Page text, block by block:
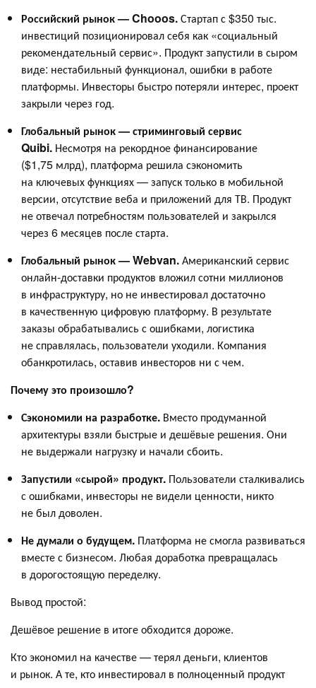
Российский рынок — Chooos.Стартап с $350 тыс.
инвестиций позиционировал себя как «социальный
рекомендательный сервис». Продукт запустили в сыром
виде: нестабильный функционал, ошибки в работе
платформы. Инвесторы быстро потеряли интерес, проект
закрыли через год.
Глобальный рынок — стриминговый сервис
Quibi. Несмотря на рекордное финансирование
($1,75 млрд), платформа решила сэкономить
на ключевых функциях — запуск только в мобильной
версии, отсутствие веба и приложений для ТВ. Продукт
не отвечал потребностям пользователей и закрылся
через 6 месяцев после старта.
Глобальный рынок — Webvan.Американский сервис
онлайн-доставки продуктов вложил сотни миллионов
в инфраструктуру, но не инвестировал достаточно
в качественную цифровую платформу. В результате
заказы обрабатывались с ошибками, логистика
не справлялась, пользователи уходили. Компания
обанкротилась, оставив инвесторов ни с чем.
Почему это произошло?
Сэкономили на разработке. Вместо продуманной
архитектуры взяли быстрые и дешёвые решения. Они
не выдержали нагрузку и начали сбоить.
Запустили «сырой» продукт. Пользователи сталкивались
с ошибками, инвесторы не видели ценности, никто
не был доволен.
Не думали о будущем. Платформа не смогла развиваться
вместе с бизнесом. Любая доработка превращалась
в дорогостоящую переделку.
Вывод простой:
Дешёвое решение в итоге обходится дороже.
Кто экономил на качестве — терял деньги, клиентов
и рынок. А те, кто инвестировал в полноценный продукт